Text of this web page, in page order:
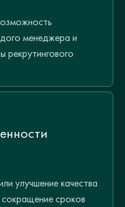
менеджера и
рекрутингового
улучшение качества
сокращение сроков